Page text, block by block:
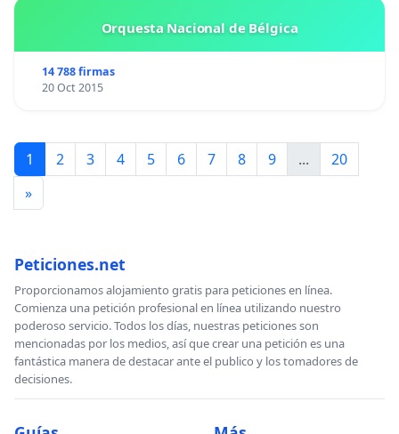
Orquesta Nacional de Bélgica
14 788 firmas
20 Oct 2015
1 2 3 4 5 6 7 8 9 ...
20
»
Peticiones.net
Proporcionamos alojamiento gratis para peticiones en línea.
Comienza una petición profesional en línea utilizando nuestro
poderoso servicio. Todos los días, nuestras peticiones son
mencionadas por los medios, así que crear una petición es una
fantástica manera de destacar ante el publico y los tomadores de
decisiones.